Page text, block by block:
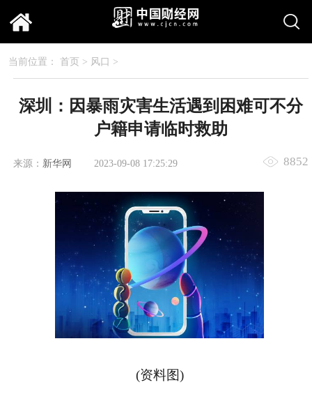
当前位置： 首页 > 风口 >
深圳：因暴雨灾害生活遇到困难可不分
户籍申请临时救助
来源： 新华网 2023-09-08 17:25:29 8852
(资料图)